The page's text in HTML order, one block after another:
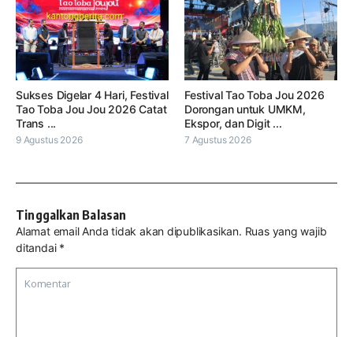
Sukses Digelar 4 Hari, Festival
Tao Toba Jou Jou 2026 Catat
Trans ...
9 Agustus 2026
Festival Tao Toba Jou 2026
Dorongan untuk UMKM,
Ekspor, dan Digit ...
7 Agustus 2026
Tinggalkan Balasan
Alamat email Anda tidak akan dipublikasikan. Ruas yang wajib
ditandai *